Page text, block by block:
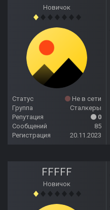
Новичок
Статус
Не в сети
Группа
Сталкеры
Репутация
0
Сообщений
85
Регистрация
20.11.2023
FFFFF
Новичок